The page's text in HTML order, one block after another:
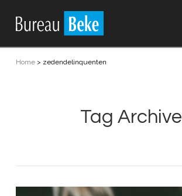
Home> zedendelinquenten
Tag Archive